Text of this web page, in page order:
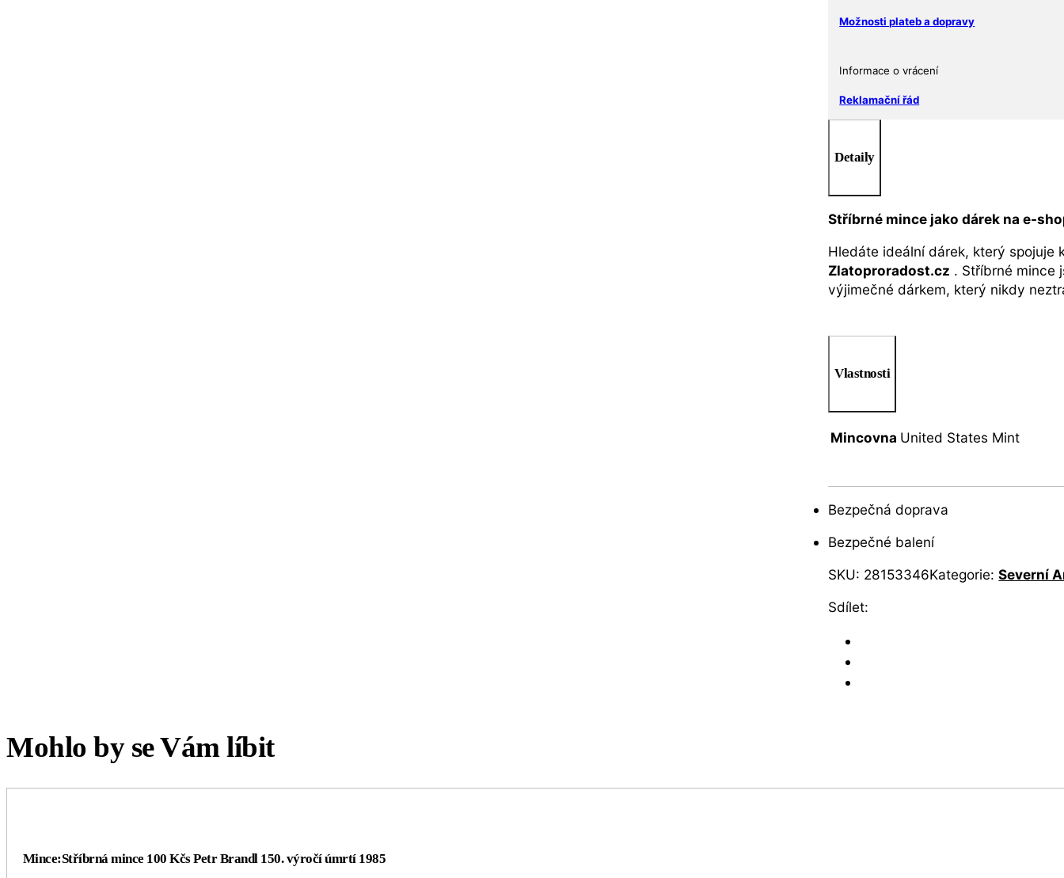
design
množství
Možnosti plateb a dopravy
Informace o vrácení
Reklamační řád
Detaily
Stříbrné mince jako dárek na e-
Hledáte ideální dárek, který
Zlatoproradost.cz . Stříbrné mince
výjimečné dárkem, který nikdy
Vlastnosti
Mincovna United States Mint
Bezpečná doprava
Bezpečné balení
SKU: 28153346Kategorie:Severní
Sdílet:
Mohlo by se Vám líbit
Mince:Stříbrná mince 100 Kčs Petr Brandl 150. výročí úmrtí 1985